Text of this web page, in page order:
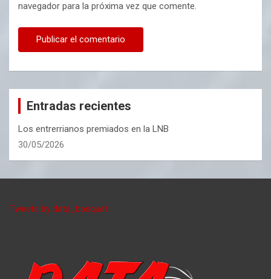
navegador para la próxima vez que comente.
Entradas recientes
Los entrerrianos premiados en la LNB
30/05/2026
Tweets by data_basquet